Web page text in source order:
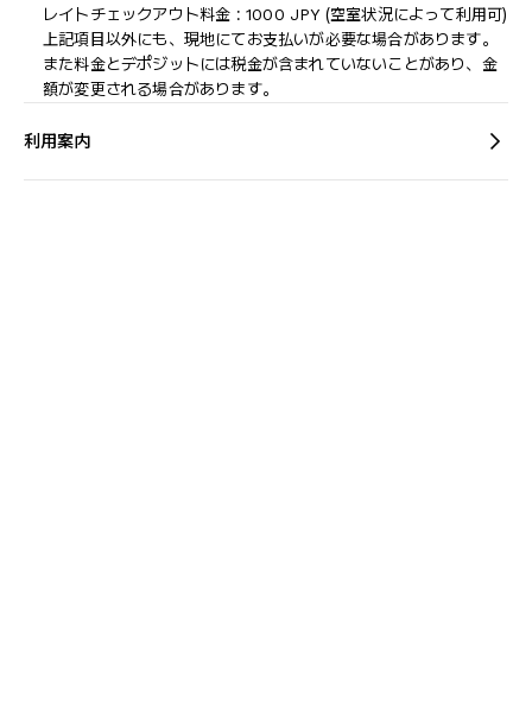
レイトチェックアウト料金 : 1000 JPY (空室状況によって利用可)
上記項目以外にも、現地にてお支払いが必要な場合があります。
また料金とデポジットには税金が含まれていないことがあり、金
額が変更される場合があります。
利用案内